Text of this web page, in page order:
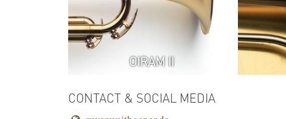
OIRAM II
CONTACT & SOCIAL MEDIA